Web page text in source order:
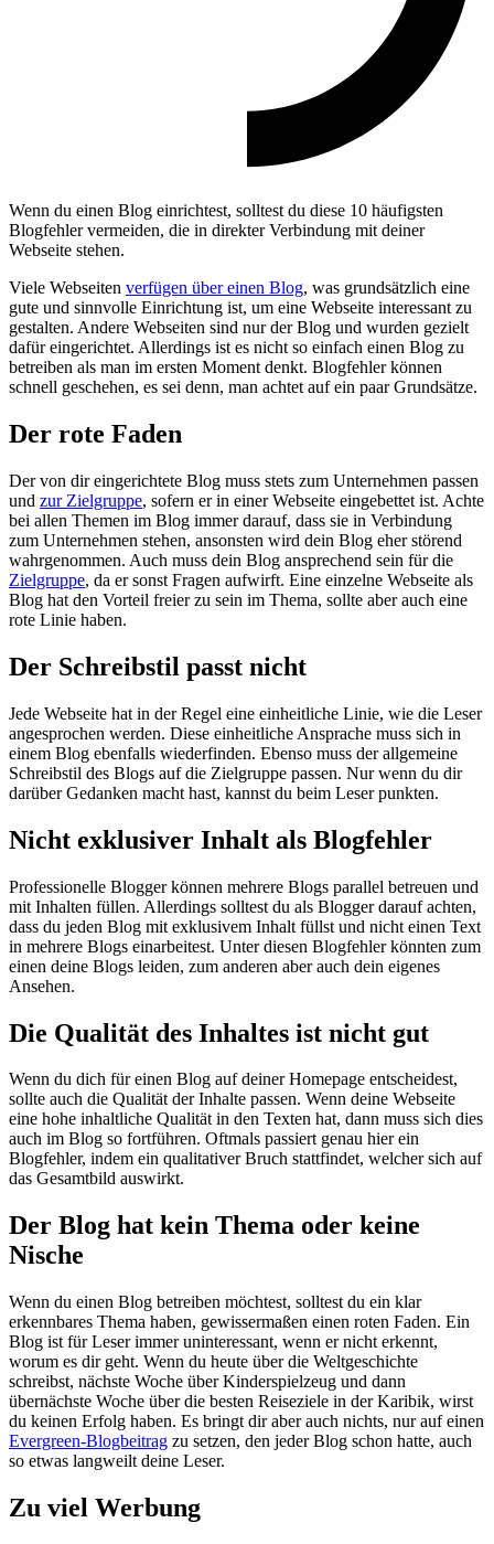
Wenn du einen Blog einrichtest, solltest du diese 10 häufigsten
Blogfehler vermeiden, die in direkter Verbindung mit deiner
Webseite stehen.
Viele Webseiten verfügen über einen Blog, was grundsätzlich eine
gute und sinnvolle Einrichtung ist, um eine Webseite interessant zu
gestalten. Andere Webseiten sind nur der Blog und wurden gezielt
dafür eingerichtet. Allerdings ist es nicht so einfach einen Blog zu
betreiben als man im ersten Moment denkt. Blogfehler können
schnell geschehen, es sei denn, man achtet auf ein paar Grundsätze.
Der rote Faden
Der von dir eingerichtete Blog muss stets zum Unternehmen passen
und zur Zielgruppe, sofern er in einer Webseite eingebettet ist. Achte
bei allen Themen im Blog immer darauf, dass sie in Verbindung
zum Unternehmen stehen, ansonsten wird dein Blog eher störend
wahrgenommen. Auch muss dein Blog ansprechend sein für die
Zielgruppe, da er sonst Fragen aufwirft. Eine einzelne Webseite als
Blog hat den Vorteil freier zu sein im Thema, sollte aber auch eine
rote Linie haben.
Der Schreibstil passt nicht
Jede Webseite hat in der Regel eine einheitliche Linie, wie die Leser
angesprochen werden. Diese einheitliche Ansprache muss sich in
einem Blog ebenfalls wiederfinden. Ebenso muss der allgemeine
Schreibstil des Blogs auf die Zielgruppe passen. Nur wenn du dir
darüber Gedanken macht hast, kannst du beim Leser punkten.
Nicht exklusiver Inhalt als Blogfehler
Professionelle Blogger können mehrere Blogs parallel betreuen und
mit Inhalten füllen. Allerdings solltest du als Blogger darauf achten,
dass du jeden Blog mit exklusivem Inhalt füllst und nicht einen Text
in mehrere Blogs einarbeitest. Unter diesen Blogfehler könnten zum
einen deine Blogs leiden, zum anderen aber auch dein eigenes
Ansehen.
Die Qualität des Inhaltes ist nicht gut
Wenn du dich für einen Blog auf deiner Homepage entscheidest,
sollte auch die Qualität der Inhalte passen. Wenn deine Webseite
eine hohe inhaltliche Qualität in den Texten hat, dann muss sich dies
auch im Blog so fortführen. Oftmals passiert genau hier ein
Blogfehler, indem ein qualitativer Bruch stattfindet, welcher sich auf
das Gesamtbild auswirkt.
Der Blog hat kein Thema oder keine
Nische
Wenn du einen Blog betreiben möchtest, solltest du ein klar
erkennbares Thema haben, gewissermaßen einen roten Faden. Ein
Blog ist für Leser immer uninteressant, wenn er nicht erkennt,
worum es dir geht. Wenn du heute über die Weltgeschichte
schreibst, nächste Woche über Kinderspielzeug und dann
übernächste Woche über die besten Reiseziele in der Karibik, wirst
du keinen Erfolg haben. Es bringt dir aber auch nichts, nur auf einen
Evergreen-Blogbeitrag zu setzen, den jeder Blog schon hatte, auch
so etwas langweilt deine Leser.
Zu viel Werbung